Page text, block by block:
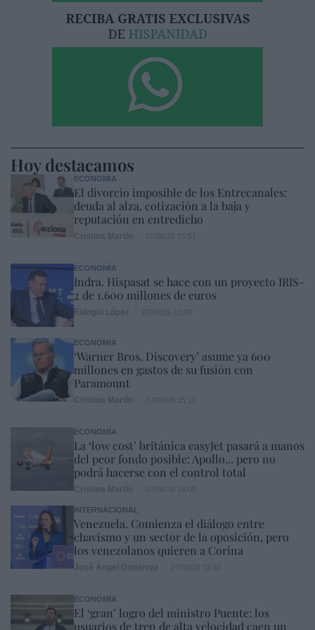
Hoy destacamos
ECONOMÍA
El divorcio imposible de los Entrecanales:
deuda al alza, cotización a la baja y
reputación en entredicho
ECONOMÍA
Indra. Hispasat se hace con un proyecto IRIS-
2 de 1.600 millones de euros
ECONOMÍA
‘Warner Bros. Discovery’ asume ya 600
millones en gastos de su fusión con
Paramount
ECONOMÍA
La ‘low cost’ británica easyJet pasará a manos
del peor fondo posible: Apollo... pero no
podrá hacerse con el control total
INTERNACIONAL
Venezuela. Comienza el diálogo entre
chavismo y un sector de la oposición, pero
los venezolanos quieren a Corina
ECONOMÍA
El ‘gran’ logro del ministro Puente: los
usuarios de tren de alta velocidad caen un